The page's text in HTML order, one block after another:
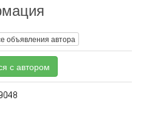
объявления автора
с автором